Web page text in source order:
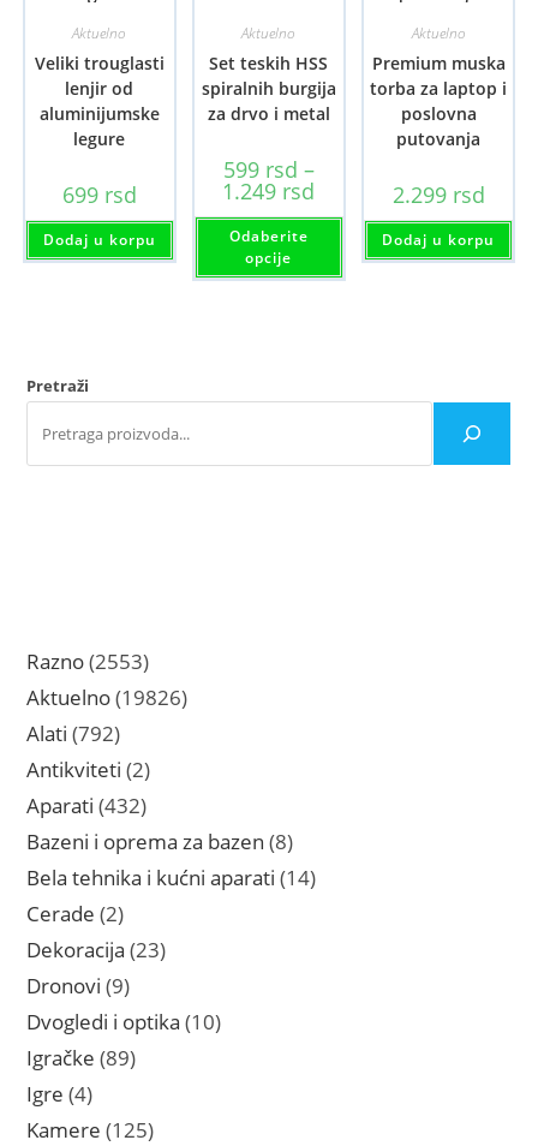
Aktuelno
Veliki trouglasti
lenjir od
aluminijumske
legure
699 rsd
Dodaj u korpu
Aktuelno
Set teskih HSS
spiralnih burgija
za drvo i metal
599 rsd –
1.249 rsd
od
1.249 rsd
Odaberite
opcije
Ovaj
proizvod
ima
proizvoda.
Aktuelno
Premium muska
torba za laptop i
poslovna
putovanja
2.299 rsd
Dodaj u korpu
Pretraži
Razno 25532553
proizvoda
Aktuelno 1982619826
Alati 792792
proizvoda
Antikviteti 22
proizvoda
Aparati 432432
proizvoda
Bazeni i oprema za bazen 88
proizvoda
Bela tehnika i kućni aparati 1414
Cerade 22
proizvoda
Dekoracija 2323
Dronovi 99
proizvoda
Dvogledi i optika 1010
Igračke 8989
Igre 44
proizvoda
Kamere 125125